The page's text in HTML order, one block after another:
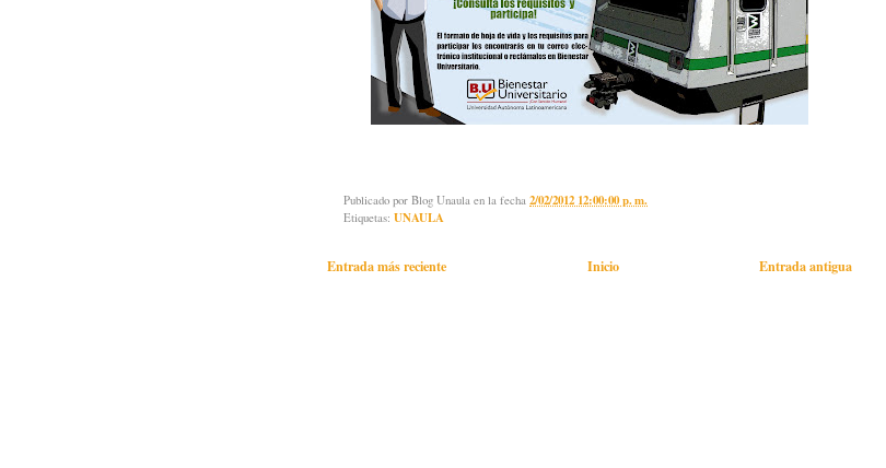
Publicado por Blog Unaula en la fecha 2/02/2012 12:00:00 p. m.
Etiquetas: UNAULA
Entrada más reciente Entrada antigua
Inicio